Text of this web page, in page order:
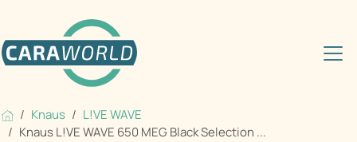
Knaus
L!VE WAVE
Knaus L!VE WAVE 650 MEG Black Selection ...